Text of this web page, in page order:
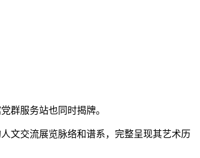
群服务站也同时揭牌。
文交流展览脉络和谱系，完整呈现其艺术历